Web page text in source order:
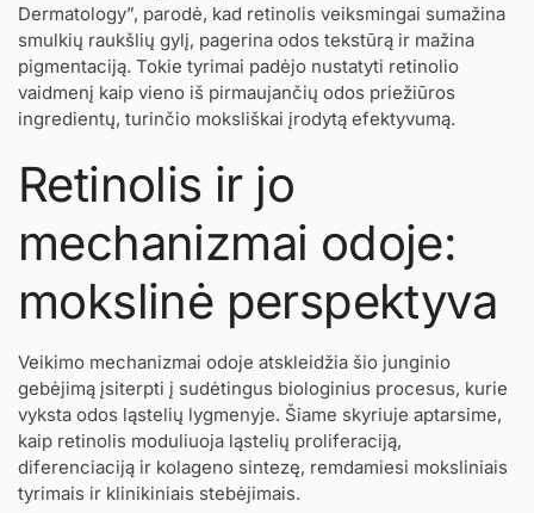
Dermatology”, parodė, kad retinolis veiksmingai sumažina
smulkių raukšlių gylį, pagerina odos tekstūrą ir mažina
pigmentaciją. Tokie tyrimai padėjo nustatyti retinolio
vaidmenį kaip vieno iš pirmaujančių odos priežiūros
ingredientų, turinčio moksliškai įrodytą efektyvumą.
Retinolis ir jo
mechanizmai odoje:
mokslinė perspektyva
Veikimo mechanizmai odoje atskleidžia šio junginio
gebėjimą įsiterpti į sudėtingus biologinius procesus, kurie
vyksta odos ląstelių lygmenyje. Šiame skyriuje aptarsime,
kaip retinolis moduliuoja ląstelių proliferaciją,
diferenciaciją ir kolageno sintezę, remdamiesi moksliniais
tyrimais ir klinikiniais stebėjimais.